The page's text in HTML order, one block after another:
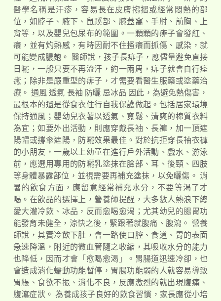
醫學名稱是汗疹，容易長在皮膚搊摺或經常悶熱的部
位，如脖子、腋下、鼠蹊部、膝蓋窩、手肘、前胸、上
背等，以及嬰兒包尿布的範圍。一顆顆的痱子會發紅、
癢，並有灼熱感，有時因耐不住搔癢而抓傷、感染，就
可能變成膿皰。 醫師說，孩子長痱子，應儘量避免直接
日曬，一般只要不再流汗，約一兩周，痱子就會自行痊
癒；除非是嚴重型的痱子，才需要看醫生服藥或塗藥治
療。 通風 透氣 長袖 防曬 忌冰品 因此，為避免熱傷害，
最根本的還是從食衣住行自我保護做起。包括居家環境
保持通風；嬰幼兒衣著以透氣、寬鬆、清爽的棉質衣料
為宜；如要外出活動，則應穿戴長袖、長褲，加一頂遮
陽帽或撐傘遮陽，防曬效果最佳。對於抗拒穿長袖衣褲
的小朋友，一歲以上幼童在進行戶外活動、戲水、游泳
前，應選用專用的防曬乳塗抹在臉部、耳、後頸、四肢
等身體暴露部位，並視需要再補充塗抹，以免曬傷。 消
暑的飲食方面，應留意經常補充水分，不要等渴了才
喝。在飲品的選擇上，營養師提醒，大多數人熱浪下總
愛大灌冷飲、冰品，反而愈喝愈渴；尤其幼兒的腸胃功
能發育未健全，涼快之後，緊跟著就腹痛、腹瀉。 營養
師說，其實冷飲下肚，會一路使口腔、食道、胃的表面
急速降溫，附近的微血管隨之收縮，其吸收水分的能力
也降低，因而才會「愈喝愈渴」。胃腸道迅速冷卻，也
會造成消化蠕動功能暫停，胃腸功能弱的人就容易導致
胃脹、食欲不振、消化不良，反應激烈的就出現腹痛、
腹瀉症狀。 為養成孩子良好的飲食習慣，家長應從小培